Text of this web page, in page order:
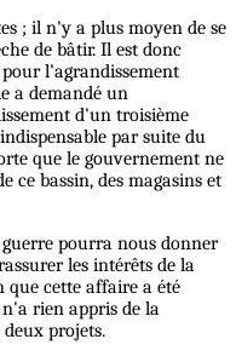
; il n'y a plus moyen de se
de bâtir. Il est donc
l'agrandissement
a demandé un
d'un troisième
par suite du
que le gouvernement ne
ce bassin, des magasins et
pourra nous donner
les intérêts de la
cette affaire a été
rien appris de la
projets.